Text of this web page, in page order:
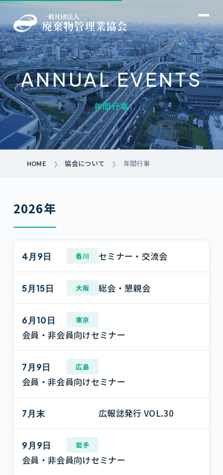
→
→
→
→
→
→
→
→
→
ANNUAL EVENTS
年間行事
HOME ❯ 協会について ❯ 年間行事
2026年
4月9日 香川 セミナー・交流会
5月15日 大阪 総会・懇親会
6月10日 東京
会員・非会員向けセミナー
7月9日 広島
会員・非会員向けセミナー
7月末 広報誌発行 VOL.30
9月9日 岩手
会員・非会員向けセミナー